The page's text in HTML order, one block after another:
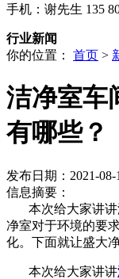
手机：谢先生 135
行业新闻
你的位置： 首页 >
洁净室车
有哪些？
发布日期：2021-08-
信息摘要：
本次给大家讲讲
净室对于环境的要
化。下面就让盛大
本次给大家讲讲